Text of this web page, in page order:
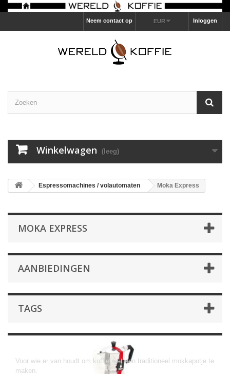
Inloggen
EUR
Neem contact op
Winkelwagen (leeg)
Espressomachines / volautomaten Moka Express
MOKA EXPRESS
AANBIEDINGEN
TAGS
Moka Express
Voor wie er van houdt om koffie met een traditioneel mokkapotje te
maken.